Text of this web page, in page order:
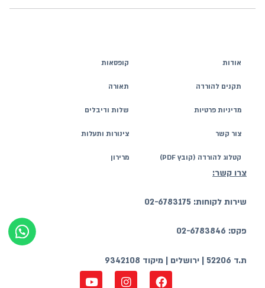
צרו קשר:
שירות לקוחות: 02-6783175
פקס: 02-6783846
ת.ד 52206 | ירושלים | מיקוד 9342108
אודות
תקנים להורדה
מדיניות פרטיות
צור קשר
קטלוג להורדה (קובץ PDF)
קופסאות
תאורה
שלות ודיבלים
צינורות ותעלות
מרירון